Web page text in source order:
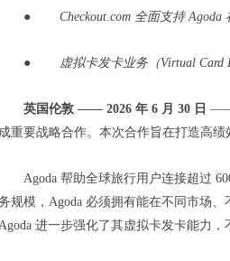
● Checkout.com 全面支持 Agoda
● 虚拟卡发卡业务（Virtual Card
英国伦敦 —— 2026 年 6 月 30 日 ——
成重要战略合作。 本次合作旨在打造高绩
Agoda 帮助全球旅行用户连接超过
规模，Agoda 必须拥有能在不同市场、
进一步强化了其虚拟卡发卡能力